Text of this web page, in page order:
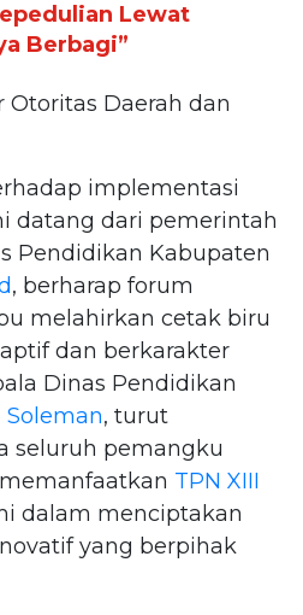
Lewat
Berbagi”
Otoritas Daerah dan
implementasi
datang dari pemerintah
Pendidikan Kabupaten
, berharap forum
melahirkan cetak biru
dan berkarakter
Dinas Pendidikan
Soleman, turut
seluruh pemangku
TPN XIII
dalam menciptakan
yang berpihak